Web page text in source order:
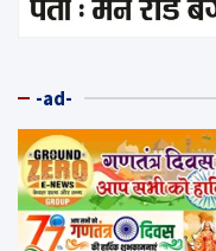
-ad-